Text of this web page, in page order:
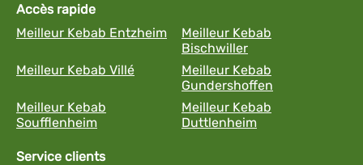
Accès rapide
Meilleur Kebab Entzheim
Meilleur Kebab
Bischwiller
Meilleur Kebab Villé
Meilleur Kebab
Gundershoffen
Meilleur Kebab
Soufflenheim
Meilleur Kebab
Duttlenheim
Service clients